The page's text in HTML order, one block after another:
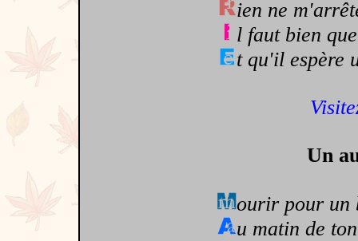
ien ne
l faut bien
t qu'il espère
Un
ourir pour un
u matin de